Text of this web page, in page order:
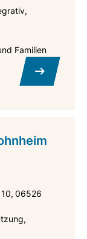
Familien
06526